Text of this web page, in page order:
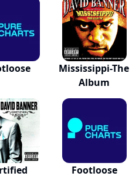
Mississippi-The
Album
Footloose